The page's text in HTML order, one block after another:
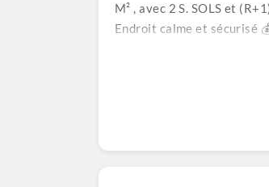
M² , avec 2 S. SOLS et
Endroit calme et sécurisé